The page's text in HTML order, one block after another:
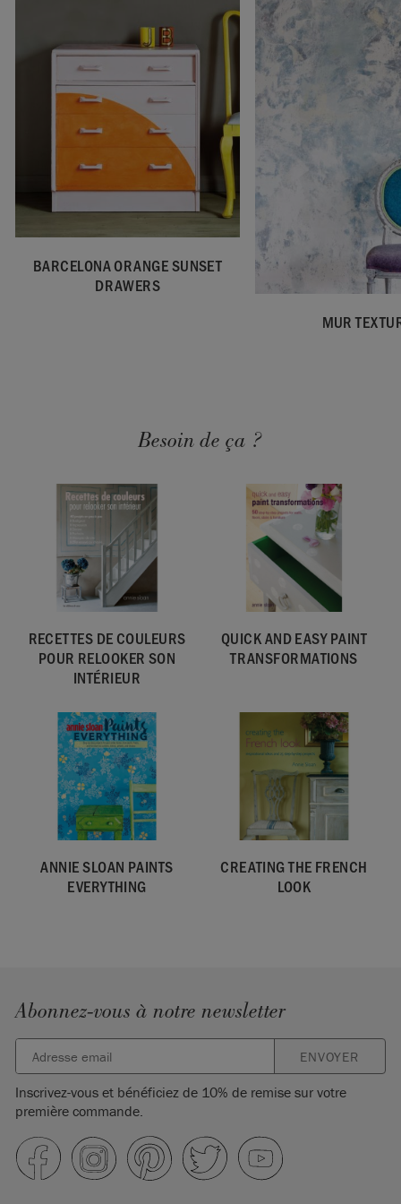
BARCELONA ORANGE SUNSET
DRAWERS
MUR
Besoin de ça ?
RECETTES DE COULEURS
POUR RELOOKER SON
INTÉRIEUR
QUICK AND EASY PAINT
TRANSFORMATIONS
ANNIE SLOAN PAINTS
EVERYTHING
CREATING THE FRENCH
LOOK
Abonnez-vous à notre newsletter
ENVOYER
Inscrivez-vous et bénéficiez de 10% de remise sur votre
première commande.